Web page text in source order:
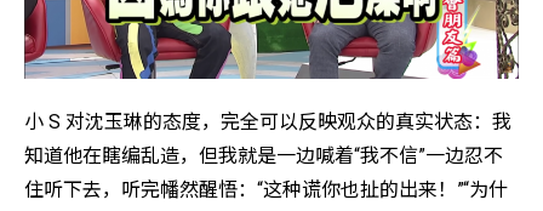
小 S 对沈玉琳的态度，完全可以反映观众的真实状态：我
知道他在瞎编乱造，但我就是一边喊着“我不信”一边忍不
住听下去，听完幡然醒悟：“这种谎你也扯的出来！”“为什